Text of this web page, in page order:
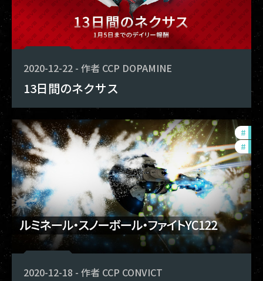
2020-12-22 - 作者 CCP DOPAMINE
13日間のネクサス
#
#
2020-12-18 - 作者 CCP CONVICT